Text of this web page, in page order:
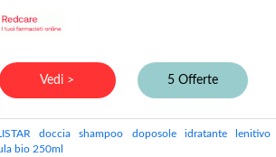
Vedi > 5 Offerte
doccia shampoo doposole idratante lenitivo
bio 250ml